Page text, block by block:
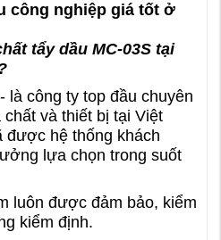
công nghiệp giá tốt ở
tẩy dầu MC-03S tại
là công ty top đầu chuyên
và thiết bị tại Việt
được hệ thống khách
lựa chọn trong suốt
luôn được đảm bảo, kiểm
kiểm định.